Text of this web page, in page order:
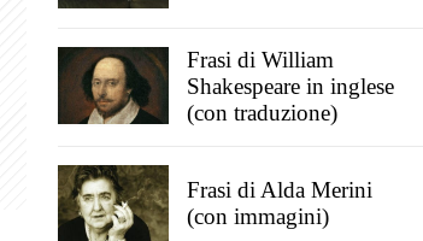
Frasi di William
Shakespeare in inglese
(con traduzione)
Frasi di Alda Merini
(con immagini)